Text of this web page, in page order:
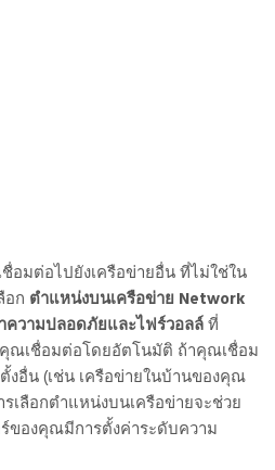
อมต่อไปยังเครือข่ายอื่น ที่ไม่ใช่ใน
ก ตำแหน่งบนเครือข่าย Network
ความปลอดภัยและไฟร์วอลล์ที่
ณเชื่อมต่อโดยอัตโนมัติ ถ้าคุณเชื่อม
งอื่น (เช่น เครือข่ายในบ้านของคุณ
เลือกตำแหน่งบนเครือข่ายจะช่วย
ของคุณมีการตั้งค่าระดับความ